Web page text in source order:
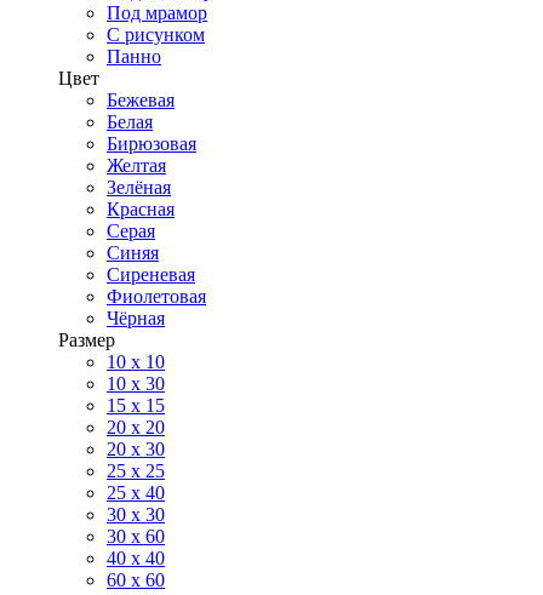
Под мрамор
С рисунком
Панно
Цвет
Бежевая
Белая
Бирюзовая
Желтая
Зелёная
Красная
Серая
Синяя
Сиреневая
Фиолетовая
Чёрная
Размер
10 х 10
10 x 30
15 x 15
20 х 20
20 x 30
25 x 25
25 x 40
30 x 30
30 х 60
40 х 40
60 х 60